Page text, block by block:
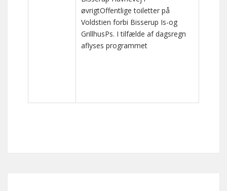
øvrigtOffentlige toiletter på
Voldstien forbi Bisserup Is-og
GrillhusPs. I tilfælde af dagsregn
aflyses programmet